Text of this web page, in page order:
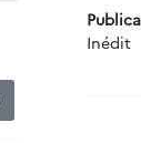
Inédit